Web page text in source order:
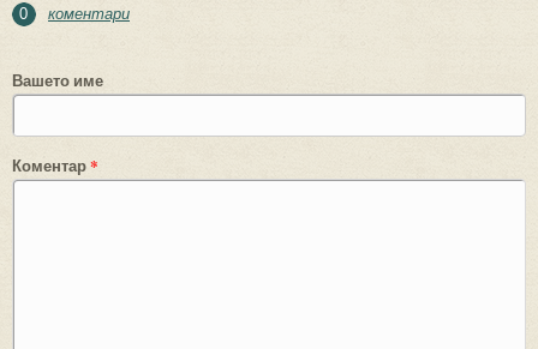
0 коментари
Вашето име
Коментар*